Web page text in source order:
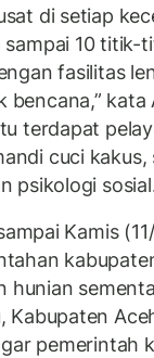
di setiap
sampai 10 titik-
fasilitas
bencana,” kata
terdapat
cuci
psikologi
Kamis
hunian
Kabupaten
pemerintah